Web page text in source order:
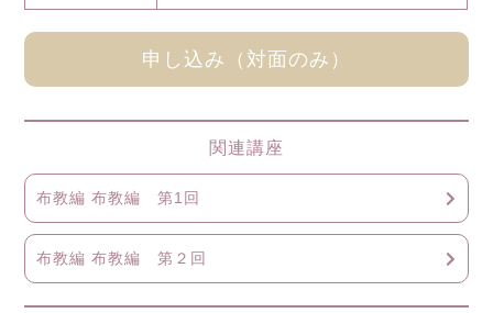
申し込み（対面のみ）
関連講座
布教編 布教編 第1回
布教編 布教編 第２回